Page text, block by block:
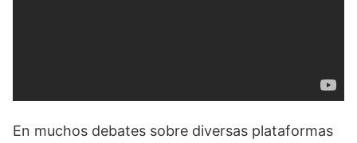
En muchos debates sobre diversas plataformas